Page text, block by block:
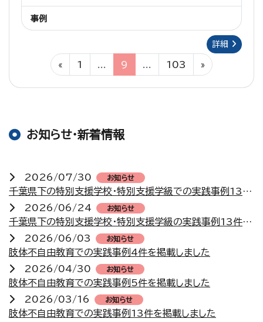
事例
詳細
« 1 9 103 »
お知らせ・新着情報
2026/07/30 お知らせ
千葉県下の特別支援学校・特別支援学級での実践事例13件を掲載しました
2026/06/24
お知らせ
千葉県下の特別支援学校・特別支援学級の実践事例13件を掲載しました
2026/06/03
お知らせ
肢体不自由教育での実践事例4件を掲載しました
2026/04/30
お知らせ
肢体不自由教育での実践事例5件を掲載しました
2026/03/16
お知らせ
肢体不自由教育での実践事例13件を掲載しました